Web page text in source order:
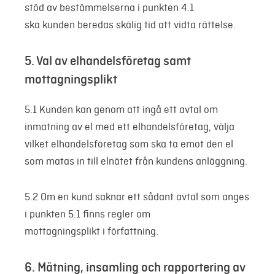
stöd av bestämmelserna i punkten 4.1
ska kunden beredas skälig tid att vidta rättelse.
5. Val av elhandelsföretag samt
mottagningsplikt
5.1 Kunden kan genom att ingå ett avtal om
inmatning av el med ett elhandelsföretag, välja
vilket elhandelsföretag som ska ta emot den el
som matas in till elnätet från kundens anläggning.
5.2 Om en kund saknar ett sådant avtal som anges
i punkten 5.1 finns regler om
mottagningsplikt i författning.
6. Mätning, insamling och rapportering av